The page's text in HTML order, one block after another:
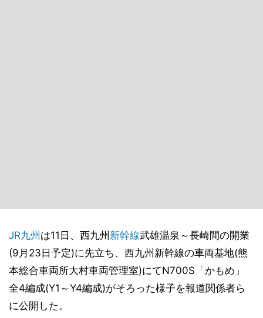
JR九州 は11日、西九州 新幹線武雄温泉～長崎間の開業
(9月23日予定)に先立ち、西九州新幹線の車両基地(熊
本総合車両所大村車両管理室)にてN700S「かもめ」
全4編成(Y1～Y4編成)がそろった様子を報道関係者ら
に公開した。